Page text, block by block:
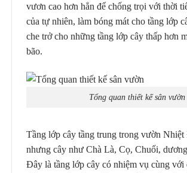
vươn cao hơn hẳn để chống trọi với thời
của tự nhiên, làm bóng mát cho tầng lớp
che trở cho những tầng lớp cây thấp hơn
bão.
Tổng quan thiết kế sân vườn
Tầng lớp cây tầng trung trong vườn
nhưng cây như Chà Là, Cọ, Chuối,
Đây là tầng lớp cây có nhiệm vụ cùng với